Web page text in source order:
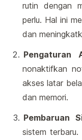
rutin dengan
perlu. Hal ini
dan
Pengaturan
nonaktifkan
akses latar
dan memori.
Pembaruan
sistem